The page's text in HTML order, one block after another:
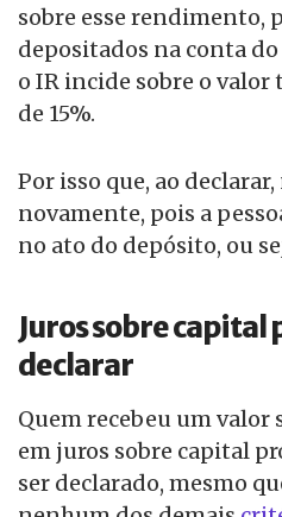
sobre esse rendimento,
depositados na conta
o IR incide sobre o
de 15%.
Por isso que, ao
novamente, pois a
no ato do depósito, ou
Juros sobre
declarar
Quem recebeu um
em juros sobre capital
ser declarado, mesmo